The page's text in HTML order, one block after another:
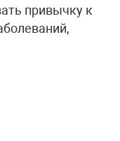
привычку к